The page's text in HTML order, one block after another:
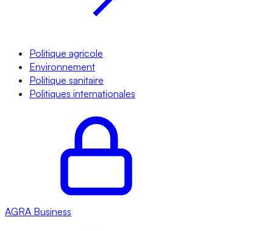
Politique agricole
Environnement
Politique sanitaire
Politiques internationales
AGRA Business